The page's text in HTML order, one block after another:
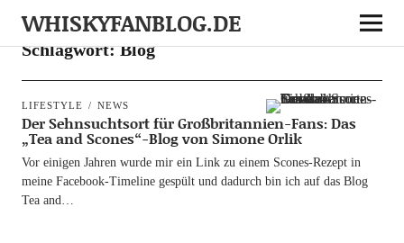
WHISKYFANBLOG.DE
Schlagwort:Blog
LIFESTYLE NEWS
Der Sehnsuchtsort für Großbritannien-Fans: Das
„Tea and Scones“-Blog von Simone Orlik
Vor eini­gen Jah­ren wur­de mir ein Link zu einem Sco­­nes-Rezept in
mei­ne Face­­book-Time­­li­ne gespült und dadurch bin ich auf das Blog
Tea and…